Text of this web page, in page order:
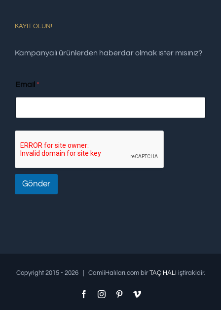
KAYIT OLUN!
Kampanyalı ürünlerden haberdar olmak ister misiniz?
Email *
Gönder
Copyright 2015 - 2026 | CamiiHalıları.com birTAÇ HALI iştirakidir.
FacebookInstagramPinterestVimeo